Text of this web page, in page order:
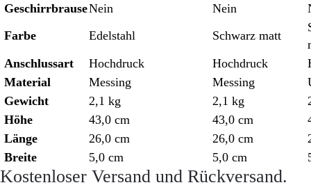
GeschirrbrauseNein Nein
Farbe
Edelstahl Schwarz matt
Anschlussart
Hochdruck Hochdruck
Material
Messing Messing
Gewicht
2,1 kg 2,1 kg
Höhe
43,0 cm 43,0 cm
Länge
26,0 cm 26,0 cm
Breite
5,0 cm 5,0 cm
Kostenloser Versand und Rückversand.